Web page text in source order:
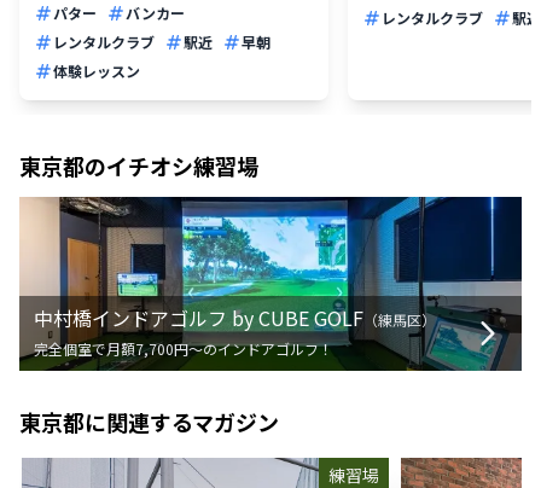
パター
バンカー
レンタルクラブ
駅近
早朝
体験レッスン
レンタルクラブ
駅近
東京都のイチオシ練習場
中村橋インドアゴルフ by CUBE GOLF （練馬区）
完全個室で月額7,700円〜のインドアゴルフ！
東京都に関連するマガジン
練習場